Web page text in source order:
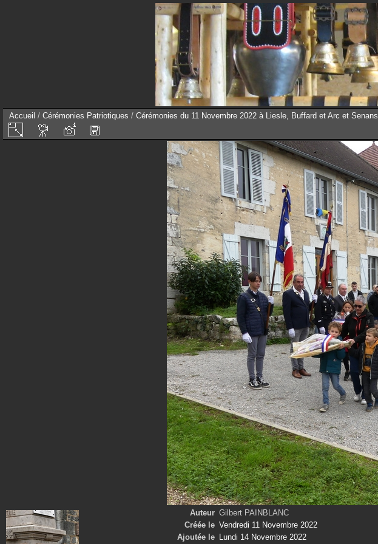
Accueil / Cérémonies Patriotiques / Cérémonies du 11 Novembre 2022 à Liesle, Buffard et Arc et Senans
Auteur Gilbert PAINBLANC
Créée le Vendredi 11 Novembre 2022
Ajoutée le Lundi 14 Novembre 2022